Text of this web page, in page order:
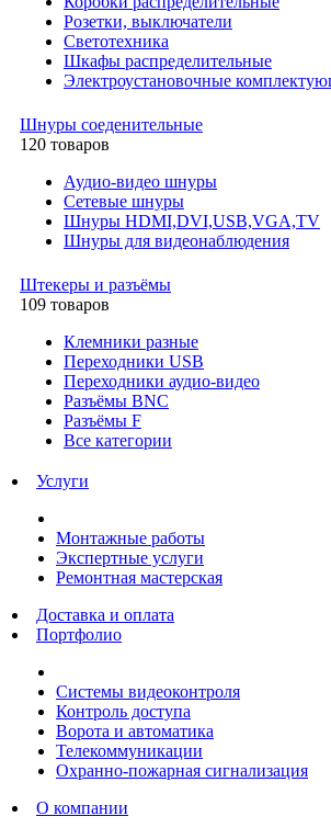
Розетки, выключатели
Светотехника
Шкафы распределительные
Электроустановочные
Шнуры соеденительные
120 товаров
Аудио-видео шнуры
Сетевые шнуры
Шнуры HDMI,DVI,USB,VGA,TV
Шнуры для видеонаблюдения
Штекеры и разъёмы
109 товаров
Клемники разные
Переходники USB
Переходники аудио-видео
Разъёмы BNC
Разъёмы F
Все категории
Услуги
Монтажные работы
Экспертные услуги
Ремонтная мастерская
Доставка и оплата
Портфолио
Системы видеоконтроля
Контроль доступа
Ворота и автоматика
Телекоммуникации
Охранно-пожарная сигнализация
О компании